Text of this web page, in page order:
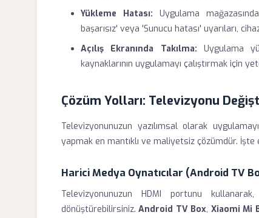
Yükleme Hatası: Uygulama
başarısız' veya 'Sunucu hatası' uyarıları,
Açılış Ekranında Takılma: Uygulama
kaynaklarının uygulamayı çalıştırmak için
Çözüm Yolları: Televizyonu
Televizyonunuzun yazılımsal olarak
yapmak en mantıklı ve maliyetsiz çözümdür.
Harici Medya Oynatıcılar (Android TV
Televizyonunuzun HDMI portunu
dönüştürebilirsiniz.Android TV Box, Xiaomi Mi